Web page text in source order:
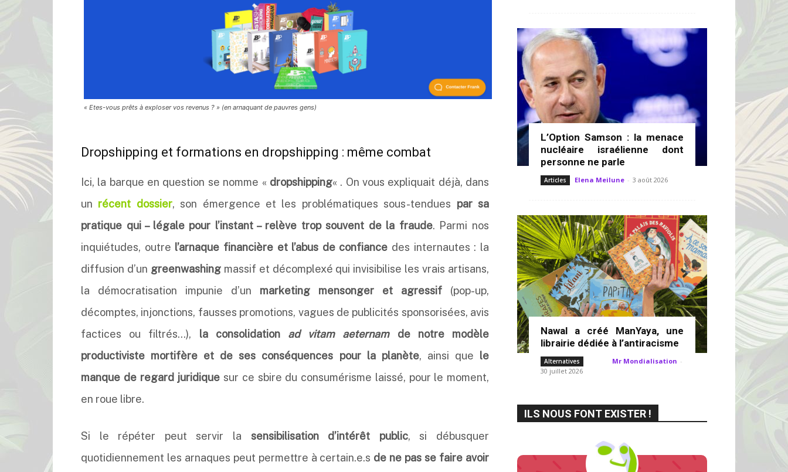
« Etes-vous prêts à exploser vos revenus ? » (en arnaquant de pauvres gens)
Dropshipping et formations en dropshipping : même combat
Ici, la barque en question se nomme « dropshipping« . On vous expliquait déjà, dans
un récent dossier, son émergence et les problématiques sous-tendues par sa
pratique qui – légale pour l’instant – relève trop souvent de la fraude. Parmi nos
inquiétudes, outre l’arnaque financière et l’abus de confiance des internautes : la
diffusion d’un greenwashingmassif et décomplexé qui invisibilise les vrais artisans,
la démocratisation impunie d’un marketing mensonger et agressif (pop-up,
décomptes, injonctions, fausses promotions, vagues de publicités sponsorisées, avis
factices ou filtrés…), la consolidation ad vitam aeternam de notre modèle
productiviste mortifère et de ses conséquences pour la planète, ainsi que le
manque de regard juridique sur ce sbire du consumérisme laissé, pour le moment,
en roue libre.
Si le répéter peut servir la sensibilisation d’intérêt public, si débusquer
quotidiennement les arnaques peut permettre à certain.e.s de ne pas se faire avoir
L’Option Samson : la menace
nucléaire israélienne dont
personne ne parle
Articles Elena Meilune - 3 août 2026
Nawal a créé ManYaya, une
librairie dédiée à l’antiracisme
Alternatives Mr Mondialisation -
30 juillet 2026
ILS NOUS FONT EXISTER !